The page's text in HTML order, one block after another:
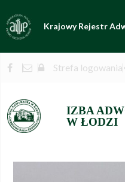
Krajowy Rejestr
Strefa logowania
IZBA
W ŁODZI